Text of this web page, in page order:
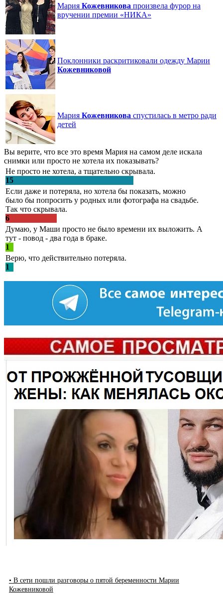
Мария Кожевникова произвела фурор на
вручении премии «НИКА»
Поклонники раскритиковали одежду Марии
Кожевниковой
Мария Кожевникова спустилась в метро ради
детей
Вы верите, что все это время Мария на самом деле искала
снимки или просто не хотела их показывать?
Не просто не хотела, а тщательно скрывала.
15
Если даже и потеряла, но хотела бы показать, можно
было бы попросить у родных или фотографа на свадьбе.
Так что скрывала.
6
Думаю, у Маши просто не было времени их выложить. А
тут - повод - два года в браке.
1
Верю, что действительно потеряла.
1
• В сети пошли разговоры о пятой беременности Марии
Кожевниковой